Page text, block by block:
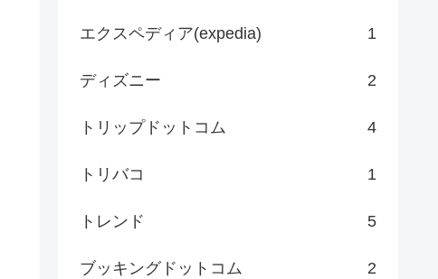
エクスペディア(expedia) 1
ディズニー 2
トリップドットコム 4
トリバコ 1
トレンド 5
ブッキングドットコム 2